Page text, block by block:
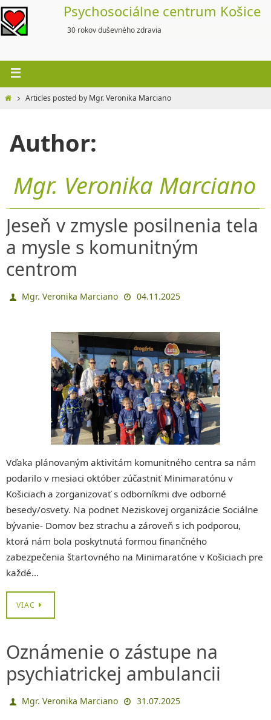
Skip
to
content
Psychosociálne centrum Košice
30 rokov duševného zdravia
HomeArticles posted by Mgr. Veronika Marciano
Author:
Mgr. Veronika Marciano
Jeseň v zmysle posilnenia tela
a mysle s komunitným
centrom
Mgr. Veronika Marciano 04.11.2025
Vďaka plánovaným aktivitám komunitného centra sa nám
podarilo v mesiaci október zúčastniť Minimaratónu v
Košiciach a zorganizovať s odborníkmi dve odborné
besedy/osvety. Na podnet Neziskovej organizácie Sociálne
bývanie- Domov bez strachu a zároveň s ich podporou,
ktorá nám bola poskytnutá formou finančného
zabezpečenia štartovného na Minimaratóne v Košiciach pre
každé…
VIAC
Oznámenie o zástupe na
psychiatrickej ambulancii
Mgr. Veronika Marciano 31.07.2025